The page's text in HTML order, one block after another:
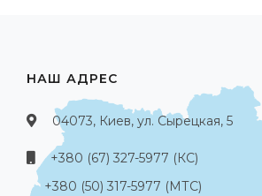
НАШ АДРЕС
04073, Киев, ул. Сырецкая, 5
+380 (67) 327-5977 (КС)
+380 (50) 317-5977 (МТС)